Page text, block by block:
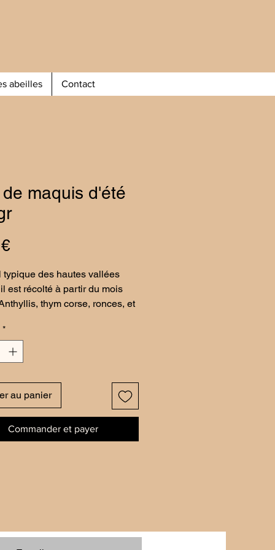
abeilles Contact
maquis d'été
Prix
typique des hautes vallées
est récolté à partir du mois
thym corse, ronces, et
à très clair, floral, fruité et
au goût prononcé, parfait
*
au panier
Commander et payer